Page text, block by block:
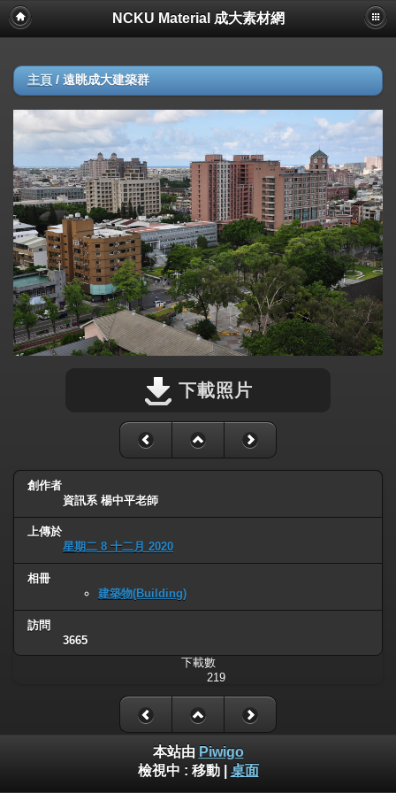
NCKU Material 成大素材網
主頁 / 遠眺成大建築群
下載照片
創作者
資訊系 楊中平老師
上傳於
星期二 8 十二月 2020
相冊
建築物(Building)
訪問
3665
下載數
219
本站由 Piwigo
檢視中 : 移動| 桌面